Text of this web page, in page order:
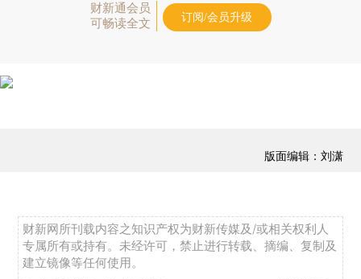
财新通会员
可畅读全文
订阅/会员升级
版面编辑：刘潇
财新网所刊载内容之知识产权为财新传媒及/或相关权利人
专属所有或持有。未经许可，禁止进行转载、摘编、复制及
建立镜像等任何使用。